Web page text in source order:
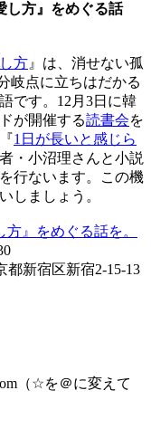
し方』をめぐる話
方 』は、消せない孤
岐点に立ちはだかる
です。12月3日に韓
が開催する読書会を
1日が長いと感じら
・小沼理さんと小説
行ないます。この機
しましょう。
』をめぐる話を。
都新宿区新宿2-15-13
（☆を＠に変えて